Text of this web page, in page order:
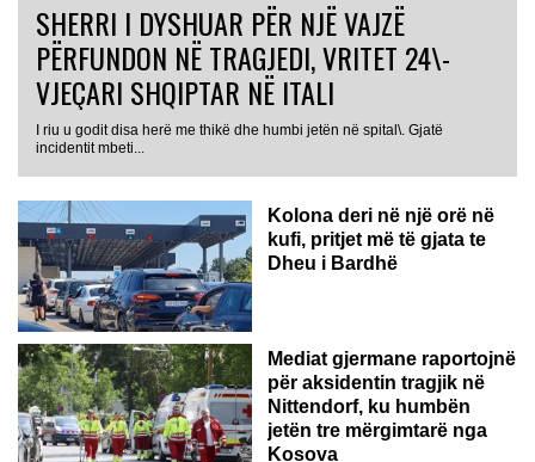
SHERRI I DYSHUAR PËR NJË VAJZË
PËRFUNDON NË TRAGJEDI, VRITET 24\-
VJEÇARI SHQIPTAR NË ITALI
I riu u godit disa herë me thikë dhe humbi jetën në spital\. Gjatë
incidentit mbeti...
Kolona deri në një orë në
kufi, pritjet më të gjata te
Dheu i Bardhë
GJERMANI
Mediat gjermane raportojnë
për aksidentin tragjik në
Nittendorf, ku humbën
jetën tre mërgimtarë nga
Kosova